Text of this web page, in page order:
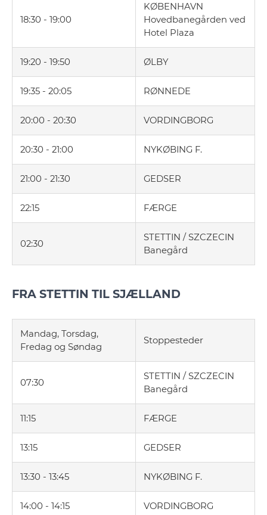
18:30 - 19:00
KØBENHAVN
Hovedbanegården ved
Hotel Plaza
19:20 - 19:50 ØLBY
19:35 - 20:05 RØNNEDE
20:00 - 20:30 VORDINGBORG
20:30 - 21:00 NYKØBING F.
21:00 - 21:30 GEDSER
22:15 FÆRGE
02:30
STETTIN / SZCZECIN
Banegård
FRA STETTIN TIL SJÆLLAND
Mandag, Torsdag,
Fredag og Søndag
Stoppesteder
07:30
STETTIN / SZCZECIN
Banegård
11:15 FÆRGE
13:15 GEDSER
13:30 - 13:45 NYKØBING F.
14:00 - 14:15 VORDINGBORG